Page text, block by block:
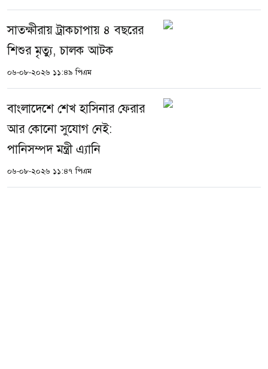
সাতক্ষীরায় ট্রাকচাপায় ৪ বছরের
শিশুর মৃত্যু, চালক আটক
০৬-০৮-২০২৬ ১১:৪৯ পিএম
বাংলাদেশে শেখ হাসিনার ফেরার
আর কোনো সুযোগ নেই:
পানিসম্পদ মন্ত্রী এ্যানি
০৬-০৮-২০২৬ ১১:৪৭ পিএম